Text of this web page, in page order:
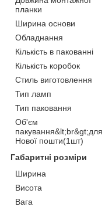
планки
Ширина основи
Обладнання
Кількість в пакованні
Кількість коробок
Стиль виготовлення
Тип ламп
Тип паковання
Об'єм
пакування&lt;br&gt;для
Нової пошти(1шт)
Габаритні розміри
Ширина
Висота
Вага